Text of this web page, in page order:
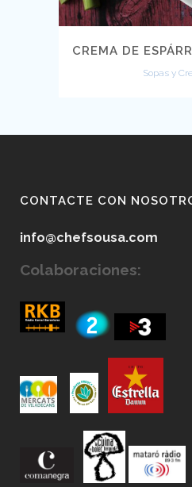
CREMA DE
Sopas y
CONTACTE CON
info@chefsousa.com
Colaboraciones: